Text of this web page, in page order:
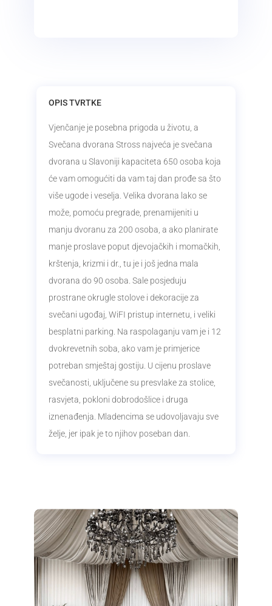
OPIS TVRTKE
Vjenčanje je posebna prigoda u životu, a
Svečana dvorana Stross najveća je svečana
dvorana u Slavoniji kapaciteta 650 osoba koja
će vam omogućiti da vam taj dan prođe sa što
više ugode i veselja. Velika dvorana lako se
može, pomoću pregrade, prenamijeniti u
manju dvoranu za 200 osoba, a ako planirate
manje proslave poput djevojačkih i momačkih,
krštenja, krizmi i dr., tu je i još jedna mala
dvorana do 90 osoba. Sale posjeduju
prostrane okrugle stolove i dekoracije za
svečani ugođaj, WiFI pristup internetu, i veliki
besplatni parking. Na raspolaganju vam je i 12
dvokrevetnih soba, ako vam je primjerice
potreban smještaj gostiju. U cijenu proslave
svečanosti, uključene su presvlake za stolice,
rasvjeta, pokloni dobrodošlice i druga
iznenađenja. Mladencima se udovoljavaju sve
želje, jer ipak je to njihov poseban dan.